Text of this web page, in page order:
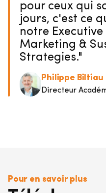
pour ceux qui
jours, c'est ce
notre
Marketing &
Strategies."
Philippe Biltiau
Directeur
Pour en savoir plus